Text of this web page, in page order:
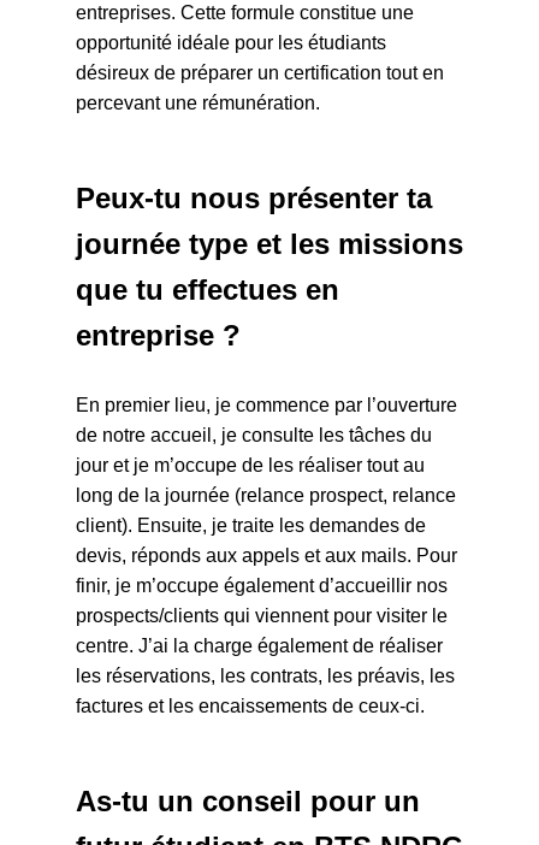
entreprises. Cette formule constitue une
opportunité idéale pour les étudiants
désireux de préparer un certification tout en
percevant une rémunération.
Peux-tu nous présenter ta
journée type et les missions
que tu effectues en
entreprise ?
En premier lieu, je commence par l’ouverture
de notre accueil, je consulte les tâches du
jour et je m’occupe de les réaliser tout au
long de la journée (relance prospect, relance
client). Ensuite, je traite les demandes de
devis, réponds aux appels et aux mails. Pour
finir, je m’occupe également d’accueillir nos
prospects/clients qui viennent pour visiter le
centre. J’ai la charge également de réaliser
les réservations, les contrats, les préavis, les
factures et les encaissements de ceux-ci.
As-tu un conseil pour un